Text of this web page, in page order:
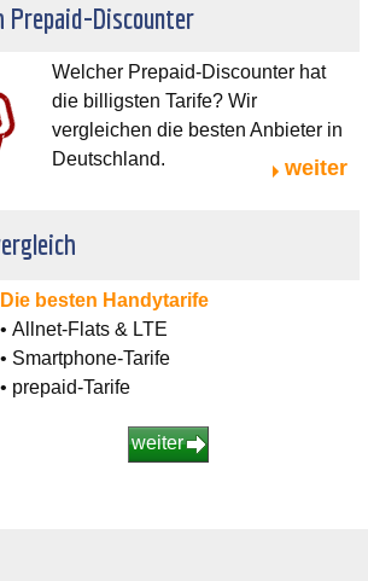
Prepaid-Discounter
Welcher Prepaid-Discounter hat
die billigsten Tarife? Wir
vergleichen die besten Anbieter in
Deutschland.
weiter
Die besten Handytarife
• Allnet-Flats & LTE
• Smartphone-Tarife
• prepaid-Tarife
weiter